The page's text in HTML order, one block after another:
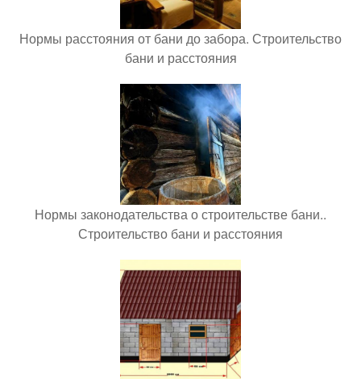
Нормы расстояния от бани до забора. Строительство
бани и расстояния
Нормы законодательства о строительстве бани..
Строительство бани и расстояния